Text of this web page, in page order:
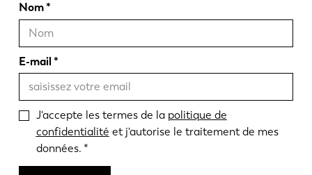
Nom
E-mail
J'accepte les termes de la politique de
confidentialité et j'autorise le traitement de mes
données.